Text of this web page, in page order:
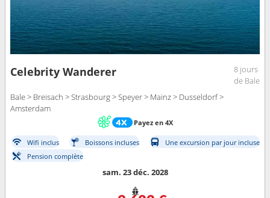
Celebrity Wanderer
8 jours
de Bale
Bale > Breisach > Strasbourg > Speyer > Mainz > Dusseldorf >
Amsterdam
Payez en 4X
Wifi inclus Boissons incluses
Une excursion par jour incluse
Pension complète
sam. 23 déc. 2028